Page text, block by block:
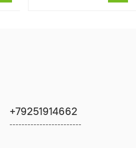
+79251914662
------------------------